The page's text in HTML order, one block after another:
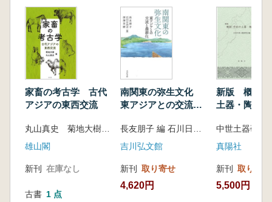
家畜の考古学 古代
アジアの東西交流
丸山真史 菊地大樹 編
雄山閣
新刊 在庫なし
古書 1 点
南関東の弥生文化
東アジアとの交流と
長友朋子 編 石川日出志 編 深澤芳樹 編
吉川弘文館
新刊 取り寄せ
4,620円
新版 概説
土器・陶磁器
中世土器研
真陽社
新刊 取り寄せ
5,500円